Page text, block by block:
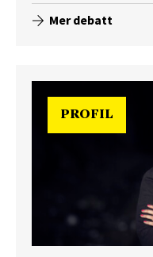
Mer debatt
PROFIL